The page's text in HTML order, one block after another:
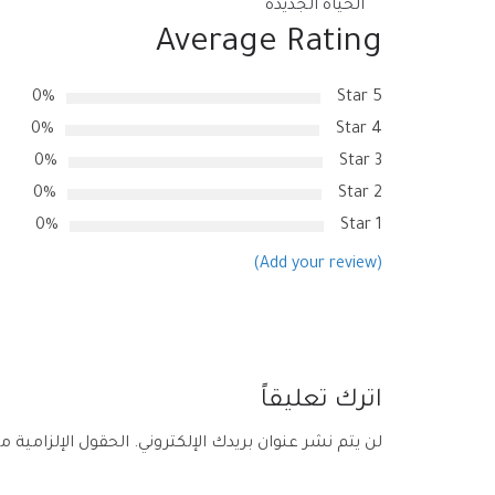
الحياة الجديدة
Average Rating
5 Star
0%
4 Star
0%
3 Star
0%
2 Star
0%
1 Star
0%
(Add your review)
اترك تعليقاً
لن يتم نشر عنوان بريدك الإلكتروني. الحقول الإلزامية